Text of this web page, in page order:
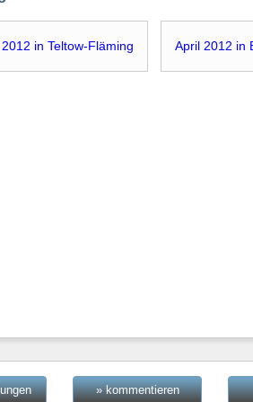
in Teltow-Fläming April 2012 in
» kommentieren